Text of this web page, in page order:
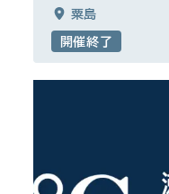
粟島
開催終了